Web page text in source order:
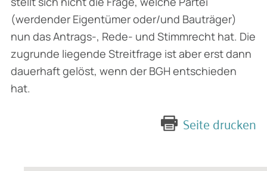
(werdender Eigentümer oder/und Bauträger)
nun das Antrags-, Rede- und Stimmrecht hat. Die
zugrunde liegende Streitfrage ist aber erst dann
dauerhaft gelöst, wenn der BGH entschieden
hat.
Seite drucken